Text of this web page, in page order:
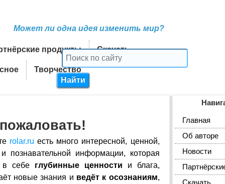
Может ли одна идея изменить мир?
продукты Скачать
Творчество
rolar.ru есть много интересной, ценной,
познавательной информации, которая
в себе глубинные ценности и блага,
новые знания и ведёт к осознаниям,
Главная
Об авторе
Новости